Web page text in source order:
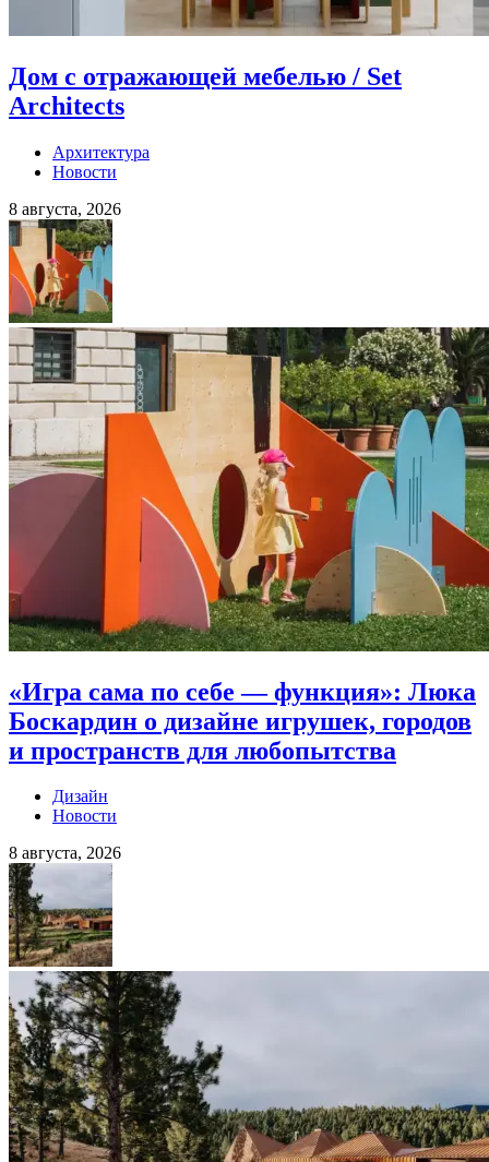
Дом с отражающей мебелью / Set
Architects
Архитектура
Новости
8 августа, 2026
«Игра сама по себе — функция»: Люка
Боскардин о дизайне игрушек, городов
и пространств для любопытства
Дизайн
Новости
8 августа, 2026